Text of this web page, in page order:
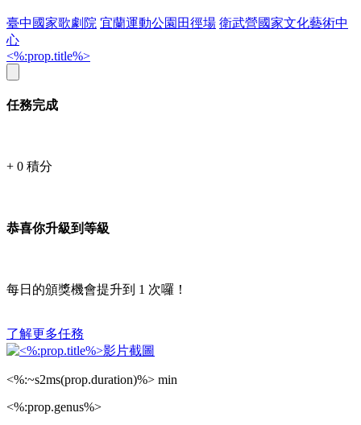
臺中國家歌劇院 宜蘭運動公園田徑場 衛武營國家文化藝術中
心
<%:prop.title%>
任務完成
+ 0 積分
恭喜你升級到等級
每日的頒獎機會提升到 1 次囉！
了解更多任務
<%:~s2ms(prop.duration)%> min
<%:prop.genus%>